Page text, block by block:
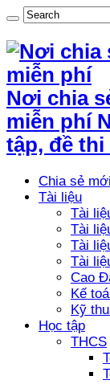
Nơi chia
miễn phí
tập, đề
Chia sẻ mới
Tài liệu
Tài
Tài
Tài
Tài
Cao
Kế
Kỹ
Học tập
THCS